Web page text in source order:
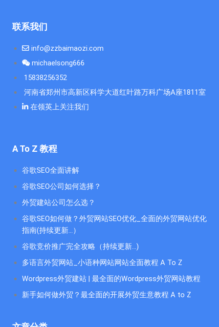
联系我们
info@zzbaimaozi.com
michaelsong666
15838256352
河南省郑州市高新区科学大道红叶路万科广场A座1811室
在领英上关注我们
A To Z 教程
谷歌SEO全面讲解
谷歌SEO公司如何选择？
外贸建站公司怎么选？
谷歌SEO如何做？外贸网站SEO优化_全面的外贸网站优化
指南(持续更新...）
谷歌竞价推广完全攻略（持续更新…)
多语言外贸网站_小语种网站网站全面教程 A To Z
Wordpress外贸建站 | 最全面的Wordpress外贸网站教程
新手如何做外贸？最全面的开展外贸生意教程 A to Z